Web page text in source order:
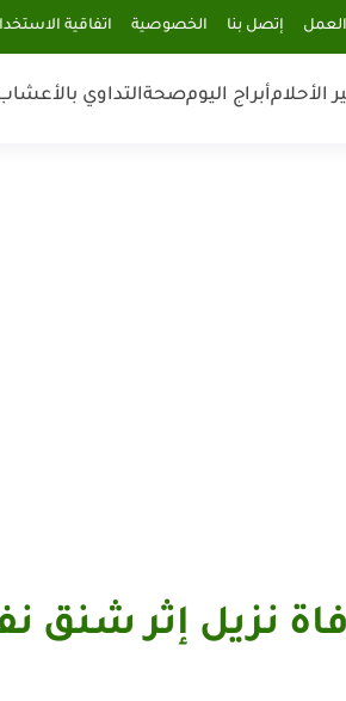
إتصل بنا الخصوصية اتفاقية
الأحلامأبراج اليومصحةالتداوي
نزيل إثر شنق